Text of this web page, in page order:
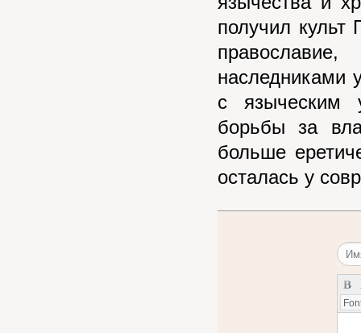
получил культ
наследниками
с языческим
борьбы за
больше
осталась у